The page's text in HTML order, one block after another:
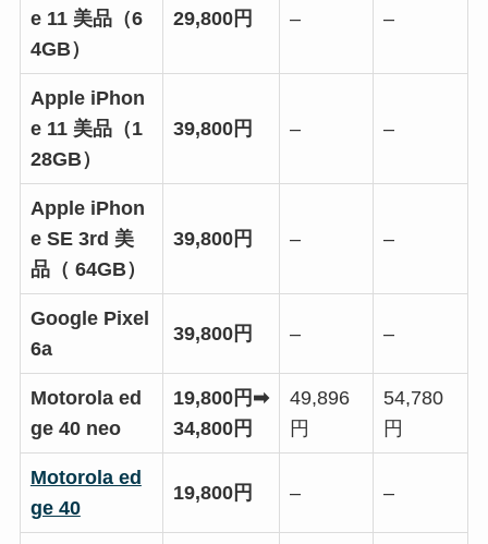
e 11 美品（6
4GB）
29,800円 – –
Apple iPhon
e 11 美品（1
28GB）
39,800円 – –
Apple iPhon
e SE 3rd 美
品（ 64GB）
39,800円 – –
Google Pixel
6a
39,800円 – –
Motorola ed
ge 40 neo
19,800円➡
34,800円
49,896
円
54,780
円
Motorola ed
ge 40
19,800円 – –